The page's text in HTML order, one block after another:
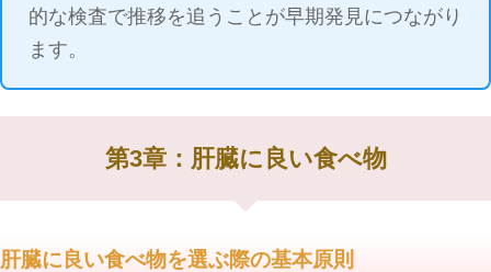
的な検査で推移を追うことが早期発見につながり
ます。
第3章：肝臓に良い食べ物
肝臓に良い食べ物を選ぶ際の基本原則